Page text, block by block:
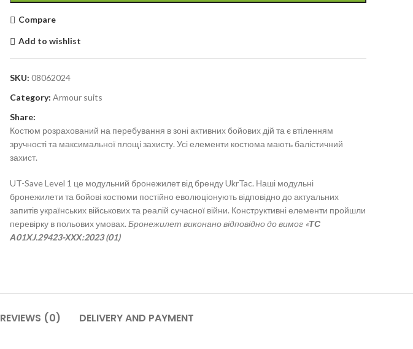
Костюм розрахований на перебування в зоні активних бойових дій та є втіленням
зручності та максимальної площі захисту. Усі елементи костюма мають балістичний
захист.
UT-Save Level 1 це модульний бронежилет від бренду UkrTac. Наші модульні
бронежилети та бойові костюми постійно еволюціонують відповідно до актуальних
запитів українських військових та реалій сучасної війни. Конструктивні елементи пройшли
перевірку в польових умовах. Бронежилет виконано відповідно до вимог «ТС
А01XJ.29423-ХХХ:2023 (01)
Compare
Add to wishlist
SKU: 08062024
Category: Armour suits
Share:
REVIEWS (0) DELIVERY AND PAYMENT